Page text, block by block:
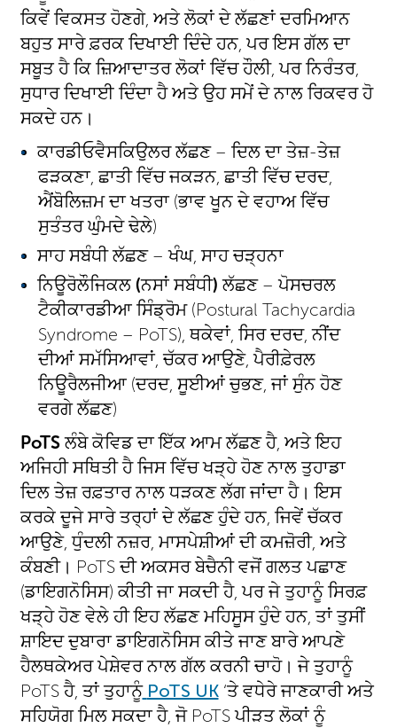
ਕਿਵੇਂ ਵਿਕਸਤ ਹੋਣਗੇ, ਅਤੇ ਲੋਕਾਂ ਦੇ ਲੱਛਣਾਂ ਦਰਮਿਆਨ
ਬਹੁਤ ਸਾਰੇ ਫ਼ਰਕ ਦਿਖਾਈ ਦਿੰਦੇ ਹਨ, ਪਰ ਇਸ ਗੱਲ ਦਾ
ਸਬੂਤ ਹੈ ਕਿ ਜ਼ਿਆਦਾਤਰ ਲੋਕਾਂ ਵਿੱਚ ਹੌਲੀ, ਪਰ ਨਿਰੰਤਰ,
ਸੁਧਾਰ ਦਿਖਾਈ ਦਿੰਦਾ ਹੈ ਅਤੇ ਉਹ ਸਮੇਂ ਦੇ ਨਾਲ ਰਿਕਵਰ ਹੋ
ਸਕਦੇ ਹਨ।
ਕਾਰਡੀਓਵੈਸਕਿਉਲਰ ਲੱਛਣ – ਦਿਲ ਦਾ ਤੇਜ਼-ਤੇਜ਼
ਫੜਕਣਾ, ਛਾਤੀ ਵਿੱਚ ਜਕੜਨ, ਛਾਤੀ ਵਿੱਚ ਦਰਦ,
ਐਂਬੋਲਿਜ਼ਮ ਦਾ ਖਤਰਾ (ਭਾਵ ਖੂਨ ਦੇ ਵਹਾਅ ਵਿੱਚ
ਸੁਤੰਤਰ ਘੁੰਮਦੇ ਢੇਲੇ)
ਸਾਹ ਸਬੰਧੀ ਲੱਛਣ – ਖੰਘ, ਸਾਹ ਚੜ੍ਹਨਾ
ਨਿਊਰੋਲੌਜਿਕਲ (ਨਸਾਂ ਸਬੰਧੀ) ਲੱਛਣ – ਪੋਸਚਰਲ
ਟੈਕੀਕਾਰਡੀਆ ਸਿੰਡ੍ਰੋਮ (Postural Tachycardia
Syndrome – PoTS), ਥਕੇਵਾਂ, ਸਿਰ ਦਰਦ, ਨੀਂਦ
ਦੀਆਂ ਸਮੱਸਿਆਵਾਂ, ਚੱਕਰ ਆਉਣੇ, ਪੈਰੀਫ਼ੇਰਲ
ਨਿਊਰੈਲਜੀਆ (ਦਰਦ, ਸੂਈਆਂ ਚੁਭਣ, ਜਾਂ ਸੁੰਨ ਹੋਣ
ਵਰਗੇ ਲੱਛਣ)
PoTSਲੰਬੇ ਕੋਵਿਡ ਦਾ ਇੱਕ ਆਮ ਲੱਛਣ ਹੈ, ਅਤੇ ਇਹ
ਅਜਿਹੀ ਸਥਿਤੀ ਹੈ ਜਿਸ ਵਿੱਚ ਖੜ੍ਹੇ ਹੋਣ ਨਾਲ ਤੁਹਾਡਾ
ਦਿਲ ਤੇਜ਼ ਰਫ਼ਤਾਰ ਨਾਲ ਧੜਕਣ ਲੱਗ ਜਾਂਦਾ ਹੈ। ਇਸ
ਕਰਕੇ ਦੂਜੇ ਸਾਰੇ ਤਰ੍ਹਾਂ ਦੇ ਲੱਛਣ ਹੁੰਦੇ ਹਨ, ਜਿਵੇਂ ਚੱਕਰ
ਆਉਣੇ, ਧੁੰਦਲੀ ਨਜ਼ਰ, ਮਾਸਪੇਸ਼ੀਆਂ ਦੀ ਕਮਜ਼ੋਰੀ, ਅਤੇ
ਕੰਬਣੀ। PoTS ਦੀ ਅਕਸਰ ਬੇਚੈਨੀ ਵਜੋਂ ਗਲਤ ਪਛਾਣ
(ਡਾਇਗਨੋਸਿਸ) ਕੀਤੀ ਜਾ ਸਕਦੀ ਹੈ, ਪਰ ਜੇ ਤੁਹਾਨੂੰ ਸਿਰਫ਼
ਖੜ੍ਹੇ ਹੋਣ ਵੇਲੇ ਹੀ ਇਹ ਲੱਛਣ ਮਹਿਸੂਸ ਹੁੰਦੇ ਹਨ, ਤਾਂ ਤੁਸੀਂ
ਸ਼ਾਇਦ ਦੁਬਾਰਾ ਡਾਇਗਨੋਸਿਸ ਕੀਤੇ ਜਾਣ ਬਾਰੇ ਆਪਣੇ
ਹੈਲਥਕੇਅਰ ਪੇਸ਼ੇਵਰ ਨਾਲ ਗੱਲ ਕਰਨੀ ਚਾਹੋ। ਜੇ ਤੁਹਾਨੂੰ
PoTS ਹੈ, ਤਾਂ ਤੁਹਾਨੂੰ PoTS UK‘ਤੇ ਵਧੇਰੇ ਜਾਣਕਾਰੀ ਅਤੇ
ਸਹਿਯੋਗ ਮਿਲ ਸਕਦਾ ਹੈ, ਜੋ PoTS ਪੀੜਤ ਲੋਕਾਂ ਨੂੰ